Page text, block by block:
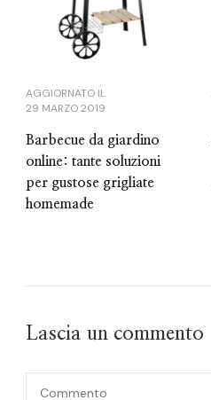
AGGIORNATO IL
29 MARZO 2019
Barbecue da giardino
online: tante soluzioni
per gustose grigliate
homemade
Lascia un commento